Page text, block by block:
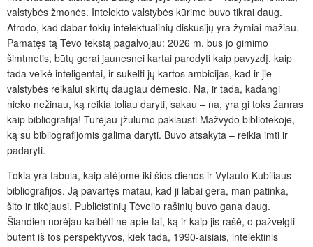
valstybės žmonės. Intelekto valstybės kūrime buvo tikrai daug.
Atrodo, kad dabar tokių intelektualinių diskusijų yra žymiai mažiau.
Pamatęs tą Tėvo tekstą pagalvojau: 2026 m. bus jo gimimo
šimtmetis, būtų gerai jaunesnei kartai parodyti kaip pavyzdį, kaip
tada veikė inteligentai, ir sukelti jų kartos ambicijas, kad ir jie
valstybės reikalui skirtų daugiau dėmesio. Na, ir tada, kadangi
nieko nežinau, ką reikia toliau daryti, sakau – na, yra gi toks žanras
kaip bibliografija! Turėjau įžūlumo paklausti Mažvydo bibliotekoje,
ką su bibliografijomis galima daryti. Buvo atsakyta – reikia imti ir
padaryti.
Tokia yra fabula, kaip atėjome iki šios dienos ir Vytauto Kubiliaus
bibliografijos. Ją pavartęs matau, kad ji labai gera, man patinka,
šito ir tikėjausi. Publicistinių Tėvelio rašinių buvo gana daug.
Šiandien norėjau kalbėti ne apie tai, ką ir kaip jis rašė, o pažvelgti
būtent iš tos perspektyvos, kiek tada, 1990-aisiais, intelektinis